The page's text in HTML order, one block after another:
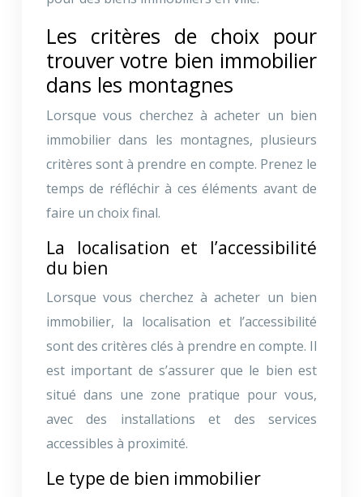
Les critères de choix pour
trouver votre bien immobilier
dans les montagnes
Lorsque vous cherchez à acheter un bien
immobilier dans les montagnes, plusieurs
critères sont à prendre en compte. Prenez le
temps de réfléchir à ces éléments avant de
faire un choix final.
La localisation et l’accessibilité
du bien
Lorsque vous cherchez à acheter un bien
immobilier, la localisation et l’accessibilité
sont des critères clés à prendre en compte. Il
est important de s’assurer que le bien est
situé dans une zone pratique pour vous,
avec des installations et des services
accessibles à proximité.
Le type de bien immobilier